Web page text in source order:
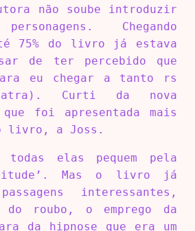
não soube introduzir
Chegando
75% do livro já estava
de ter percebido que
eu chegar a tanto rs
Curti da nova
foi apresentada mais
livro, a Joss.
todas elas pequem pela
Mas o livro já
interessantes,
do roubo, o emprego da
da hipnose que era um